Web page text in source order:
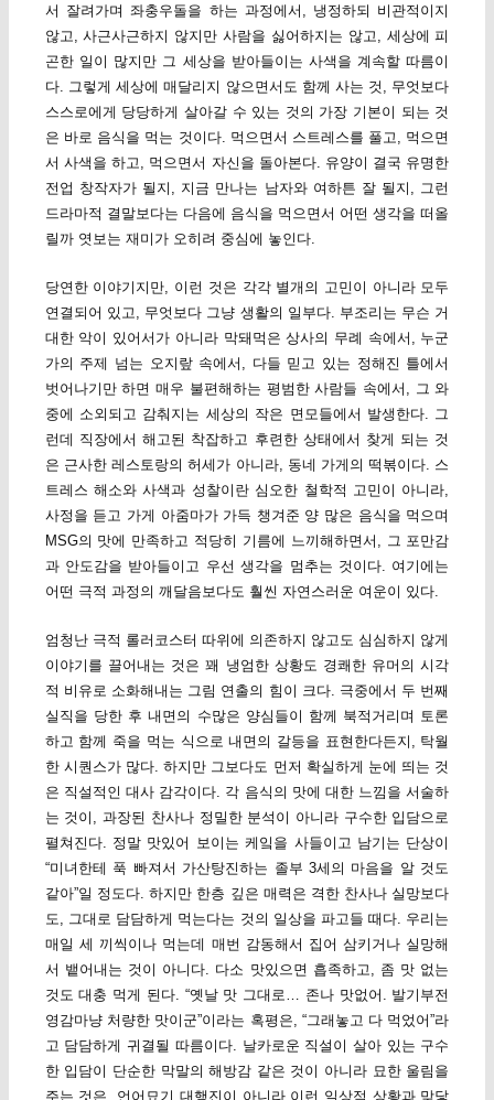
서 잘려가며 좌충우돌을 하는 과정에서, 냉정하되 비관적이지
않고, 사근사근하지 않지만 사람을 싫어하지는 않고, 세상에 피
곤한 일이 많지만 그 세상을 받아들이는 사색을 계속할 따름이
다. 그렇게 세상에 매달리지 않으면서도 함께 사는 것, 무엇보다
스스로에게 당당하게 살아갈 수 있는 것의 가장 기본이 되는 것
은 바로 음식을 먹는 것이다. 먹으면서 스트레스를 풀고, 먹으면
서 사색을 하고, 먹으면서 자신을 돌아본다. 유양이 결국 유명한
전업 창작자가 될지, 지금 만나는 남자와 여하튼 잘 될지, 그런
드라마적 결말보다는 다음에 음식을 먹으면서 어떤 생각을 떠올
릴까 엿보는 재미가 오히려 중심에 놓인다.
당연한 이야기지만, 이런 것은 각각 별개의 고민이 아니라 모두
연결되어 있고, 무엇보다 그냥 생활의 일부다. 부조리는 무슨 거
대한 악이 있어서가 아니라 막돼먹은 상사의 무례 속에서, 누군
가의 주제 넘는 오지랖 속에서, 다들 믿고 있는 정해진 틀에서
벗어나기만 하면 매우 불편해하는 평범한 사람들 속에서, 그 와
중에 소외되고 감춰지는 세상의 작은 면모들에서 발생한다. 그
런데 직장에서 해고된 착잡하고 후련한 상태에서 찾게 되는 것
은 근사한 레스토랑의 허세가 아니라, 동네 가게의 떡볶이다. 스
트레스 해소와 사색과 성찰이란 심오한 철학적 고민이 아니라,
사정을 듣고 가게 아줌마가 가득 챙겨준 양 많은 음식을 먹으며
MSG의 맛에 만족하고 적당히 기름에 느끼해하면서, 그 포만감
과 안도감을 받아들이고 우선 생각을 멈추는 것이다. 여기에는
어떤 극적 과정의 깨달음보다도 훨씬 자연스러운 여운이 있다.
엄청난 극적 롤러코스터 따위에 의존하지 않고도 심심하지 않게
이야기를 끌어내는 것은 꽤 냉엄한 상황도 경쾌한 유머의 시각
적 비유로 소화해내는 그림 연출의 힘이 크다. 극중에서 두 번째
실직을 당한 후 내면의 수많은 양심들이 함께 북적거리며 토론
하고 함께 죽을 먹는 식으로 내면의 갈등을 표현한다든지, 탁월
한 시퀀스가 많다. 하지만 그보다도 먼저 확실하게 눈에 띄는 것
은 직설적인 대사 감각이다. 각 음식의 맛에 대한 느낌을 서술하
는 것이, 과장된 찬사나 정밀한 분석이 아니라 구수한 입담으로
펼쳐진다. 정말 맛있어 보이는 케잌을 사들이고 남기는 단상이
“미녀한테 푹 빠져서 가산탕진하는 졸부 3세의 마음을 알 것도
같아”일 정도다. 하지만 한층 깊은 매력은 격한 찬사나 실망보다
도, 그대로 담담하게 먹는다는 것의 일상을 파고들 때다. 우리는
매일 세 끼씩이나 먹는데 매번 감동해서 집어 삼키거나 실망해
서 뱉어내는 것이 아니다. 다소 맛있으면 흡족하고, 좀 맛 없는
것도 대충 먹게 된다. “옛날 맛 그대로… 존나 맛없어. 발기부전
영감마냥 처량한 맛이군”이라는 혹평은, “그래놓고 다 먹었어”라
고 담담하게 귀결될 따름이다. 날카로운 직설이 살아 있는 구수
한 입담이 단순한 막말의 해방감 같은 것이 아니라 묘한 울림을
주는 것은, 언어묘기 대행진이 아니라 이런 일상적 상황과 맞닿